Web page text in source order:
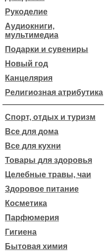
Рукоделие
Аудиокниги,
мультимедиа
Подарки и сувениры
Новый год
Канцелярия
Религиозная атрибутика
Спорт, отдых и туризм
Все для дома
Все для кухни
Товары для здоровья
Целебные травы, чаи
Здоровое питание
Косметика
Парфюмерия
Гигиена
Бытовая химия